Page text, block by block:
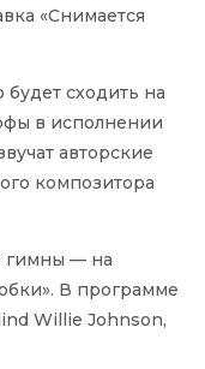
«Снимается
сходить на
в исполнении
авторские
композитора
гимны — на
В программе
Willie Johnson,